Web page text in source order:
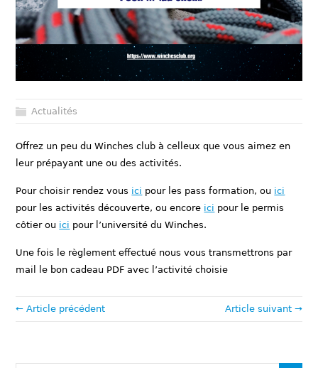
Actualités
Offrez un peu du Winches club à celleux que vous aimez en
leur prépayant une ou des activités.
Pour choisir rendez vous ici pour les pass formation, ou ici
pour les activités découverte, ou encore ici pour le permis
côtier ou ici pour l’université du Winches.
Une fois le règlement effectué nous vous transmettrons par
mail le bon cadeau PDF avec l’activité choisie
← Article précédent Article suivant →